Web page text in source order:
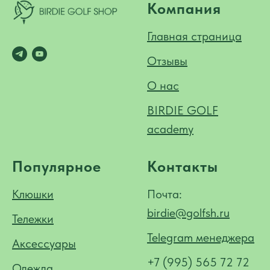
Компания
Главная страница
Отзывы
О нас
BIRDIE GOLF
academy
Популярное
Клюшки
Тележки
Аксессуары
Контакты
Почта:
birdie@golfsh.ru
Telegram менеджера
+7 (995) 565 72 72